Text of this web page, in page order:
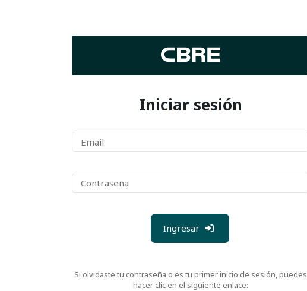
Iniciar sesión
Ingresar
Si olvidaste tu contraseña o es tu primer inicio de sesión, puedes
hacer clic en el siguiente enlace: